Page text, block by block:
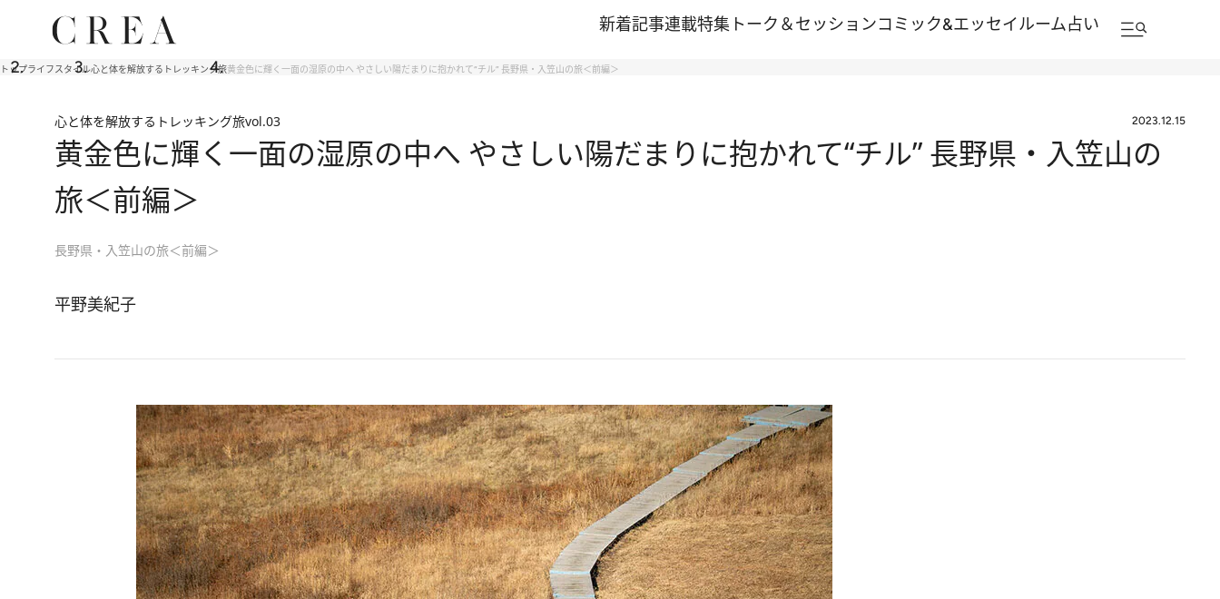
新着記事連載特集 トーク＆セッションコミック&エッセイルーム占い
トップライフスタイル心と体を解放するトレッキング旅黄金色に輝く一面の湿原の中へ やさしい陽だまりに抱かれて“チル” 長野県・入笠山の旅＜前編＞
心と体を解放するトレッキング旅vol.03 2023.12.15
黄金色に輝く一面の湿原の中へ やさしい陽だまりに抱かれて“チル” 長野県・入笠山の
旅＜前編＞
長野県・入笠山の旅＜前編＞
平野美紀子